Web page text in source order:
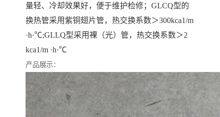
量轻、冷却效果好，便于维护检修；GLCQ型的
换热管采用紫铜翅片管，热交换系数＞300kca1/m
·h·℃;GLLQ型采用裸（光）管，热交换系数＞2
kca1/m ·h·℃
产品展示：